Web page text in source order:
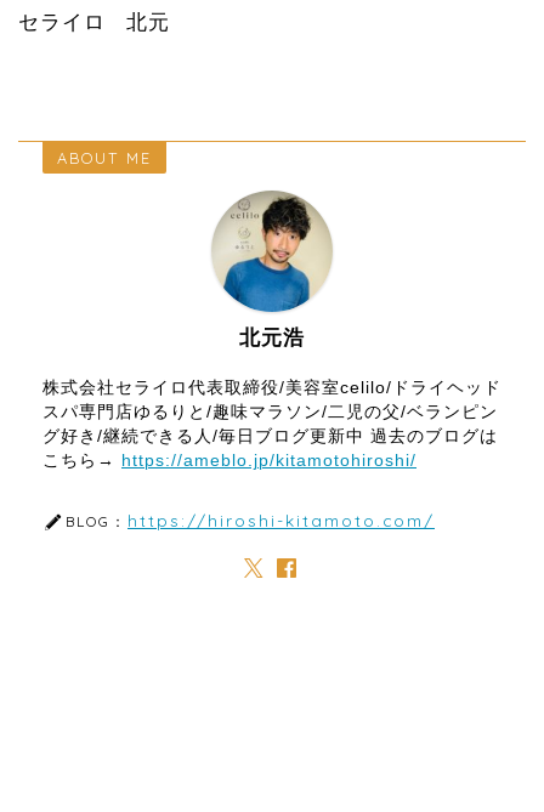
セライロ 北元
ABOUT ME
北元浩
株式会社セライロ代表取締役/美容室celilo/ドライヘッド
スパ専門店ゆるりと/趣味マラソン/二児の父/ベランピン
グ好き/継続できる人/毎日ブログ更新中 過去のブログは
こちら→ https://ameblo.jp/kitamotohiroshi/
BLOG： https://hiroshi-kitamoto.com/